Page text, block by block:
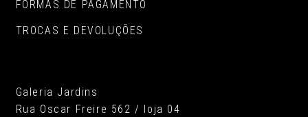
FORMAS DE PAGAMENTO
TROCAS E DEVOLUÇÕES
Galeria Jardins
Rua Oscar Freire 562 / loja 04